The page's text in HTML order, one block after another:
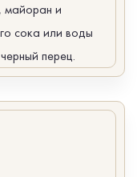
майоран и
сока или воды
перец.